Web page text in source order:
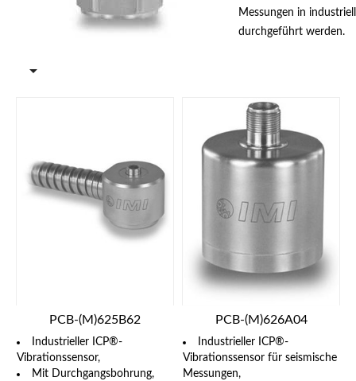
Messungen in
durchgeführt werden.

PCB-(M)625B62
Industrieller ICP®-
Vibrationssensor,
Mit Durchgangsbohrung,
PCB-(M)626A04
Industrieller ICP®-
Vibrationssensor für seismische
Messungen,